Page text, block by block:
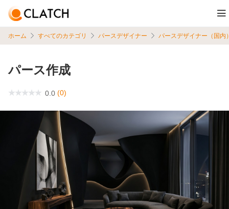
ホーム すべてのカテゴリ パースデザイナー パースデザイナー（国内
パース作成
0.0 (0)